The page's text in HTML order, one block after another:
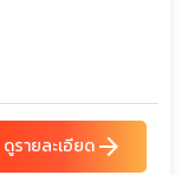
ดูรายละเอียดarrow_forward